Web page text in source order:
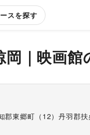
スを探す
岡 ｜ 映画館
郡東郷町 （ 12）丹羽郡扶